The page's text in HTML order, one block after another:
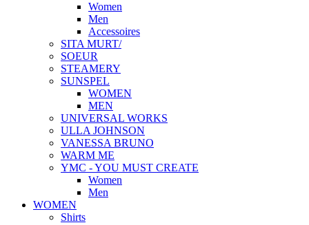
Women
Men
Accessoires
SITA MURT/
SOEUR
STEAMERY
SUNSPEL
WOMEN
MEN
UNIVERSAL WORKS
ULLA JOHNSON
VANESSA BRUNO
WARM ME
YMC - YOU MUST CREATE
Women
Men
WOMEN
Shirts